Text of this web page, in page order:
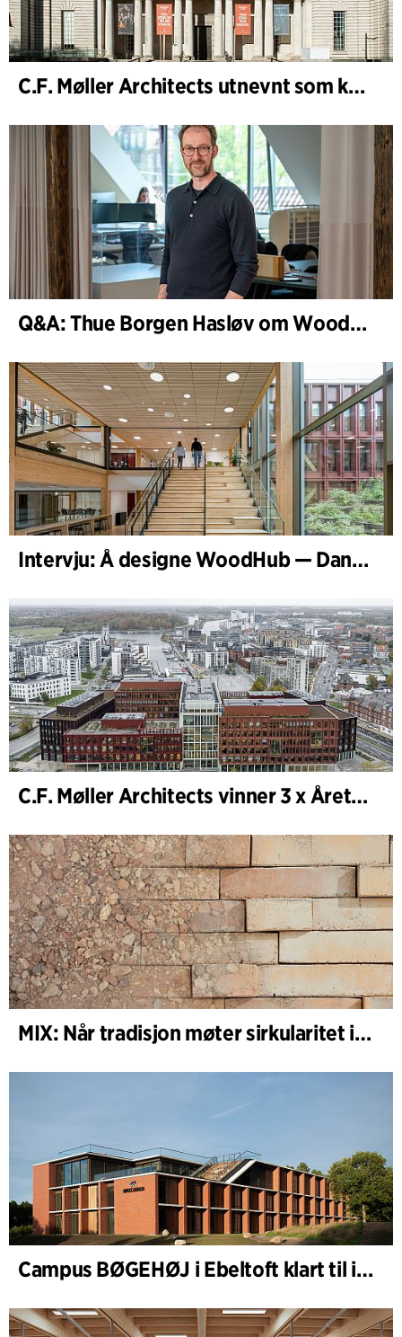
C.F. Møller Architects utnevnt som konseptarkitekt for prosjektet National Museum Cardiff
Q&A: Thue Borgen Hasløv om WoodHub
Intervju: Å designe WoodHub — Danmarks største trebygg
C.F. Møller Architects vinner 3 x Årets Bygg 2025
MIX: Når tradisjon møter sirkularitet i arkitekturen
Campus BØGEHØJ i Ebeltoft klart til innvielse: Unik trebygning ferdigstilt